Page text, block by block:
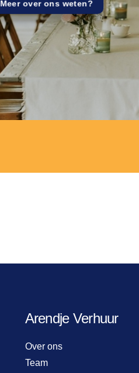
Meer over ons weten?
Arendje Verhuur
Over ons
Team